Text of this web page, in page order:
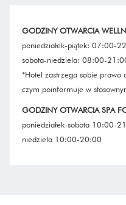
GODZINY OTWARCIA
poniedziałek-piątek: 07:00-
sobota-niedziela: 08:00-
*Hotel zastrzega sobie
czym poinformuje w
GODZINY OTWARCIA SPA
poniedziałek-sobota 10:00-
niedziela 10:00-20:00